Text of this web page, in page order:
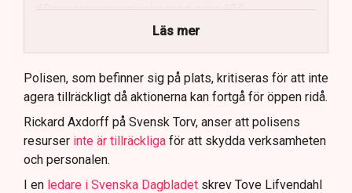
40 personer misstänks med cirka 120
brottsmisstankar kopplade.
Polisen använder drönare och uniformerad polis
för att dokumentera bevis.
Samtidigt är polisarbetet komplext när det gäller
att navigera juridiska rättigheter och gränser.
Läs mer
Polisen, som befinner sig på plats, kritiseras för att inte
agera tillräckligt då aktionerna kan fortgå för öppen ridå.
Rickard Axdorff på Svensk Torv, anser att polisens
resurser inte är tillräckliga för att skydda verksamheten
och personalen.
I en ledare i Svenska Dagbladet skrev Tove Lifvendahl